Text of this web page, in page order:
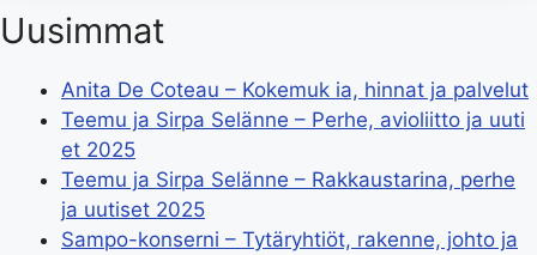
Uusimmat
Anita De Coteau – Kokemuk ia, hinnat ja palvelut
Teemu ja Sirpa Selänne – Perhe, avioliitto ja uuti
et 2025
Teemu ja Sirpa Selänne – Rakkaustarina, perhe
ja uutiset 2025
Sampo-konserni – Tytäryhtiöt, rakenne, johto ja